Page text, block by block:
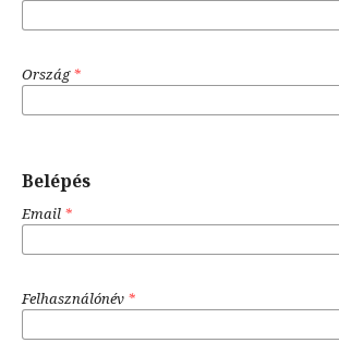
Ország*
Belépés
Email *
Felhasználónév *